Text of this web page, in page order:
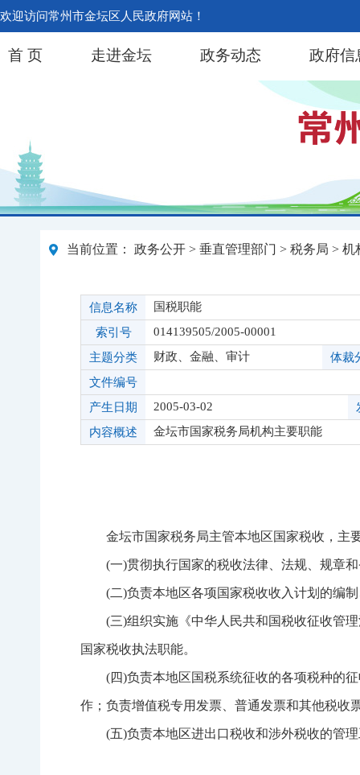
欢迎访问常州市金坛区人民政府网站！
首 页 走进金坛 政务动态 政府信
当前位置： 政务公开 > 垂直管理部门 > 税务局 > 机
信息名称
国税职能
索引号
014139505/2005-00001
主题分类
财政、金融、审计
体裁
文件编号
产生日期
2005-03-02
内容概述
金坛市国家税务局机构主要职能
金坛市国家税务局主管本地区国家税收，主
(一)贯彻执行国家的税收法律、法规、规章和
(二)负责本地区各项国家税收收入计划的编制
(三)组织实施《中华人民共和国税收征收管理
国家税收执法职能。
(四)负责本地区国税系统征收的各项税种的征
作；负责增值税专用发票、普通发票和其他税收
(五)负责本地区进出口税收和涉外税收的管理